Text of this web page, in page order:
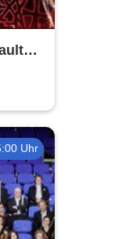
Uhr